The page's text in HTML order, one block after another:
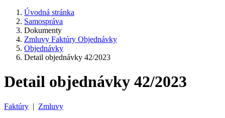
Úvodná stránka
Samospráva
Dokumenty
Zmluvy Faktúry Objednávky
Objednávky
Detail objednávky 42/2023
Detail objednávky 42/2023
Faktúry | Zmluvy